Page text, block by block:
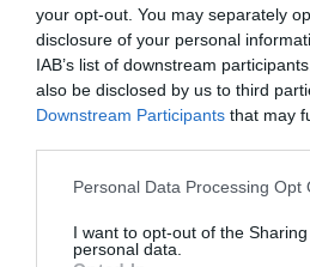
your opt-out. You may separately
disclosure of your personal
IAB’s list of downstream
also be disclosed by us to third
Downstream Participants that may
Personal Data Processing Opt
I want to opt-out of the
personal data.